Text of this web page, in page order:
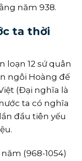
năm 938.
ta thời
loạn 12 sứ quân
ngôi Hoàng đế
(Đại nghĩa là
ta có nghĩa
đầu tiên yếu
(968-1054)